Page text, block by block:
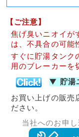
【ご注意】
焦げ臭いニオイが
は、不具合の可能
すぐに貯湯タンク
用のブレーカーを
▼ 貯湯
お買い上げの販売
ださい。
当社へのお申